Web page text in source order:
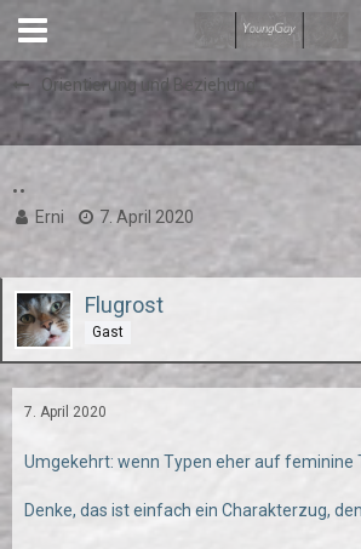
Orientierung und Beziehung
..
Erni 7. April 2020
Flugrost
Gast
7. April 2020
Umgekehrt: wenn Typen eher auf feminine
Denke, das ist einfach ein Charakterzug,